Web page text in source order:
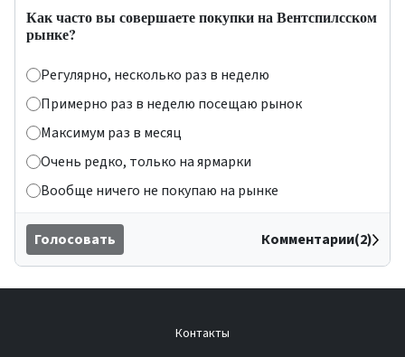
Как часто вы совершаете покупки на Вентспилсском
рынке?
Регулярно, несколько раз в неделю
Примерно раз в неделю посещаю рынок
Максимум раз в месяц
Очень редко, только на ярмарки
Вообще ничего не покупаю на рынке
Голосовать Комментарии(2)
Контакты